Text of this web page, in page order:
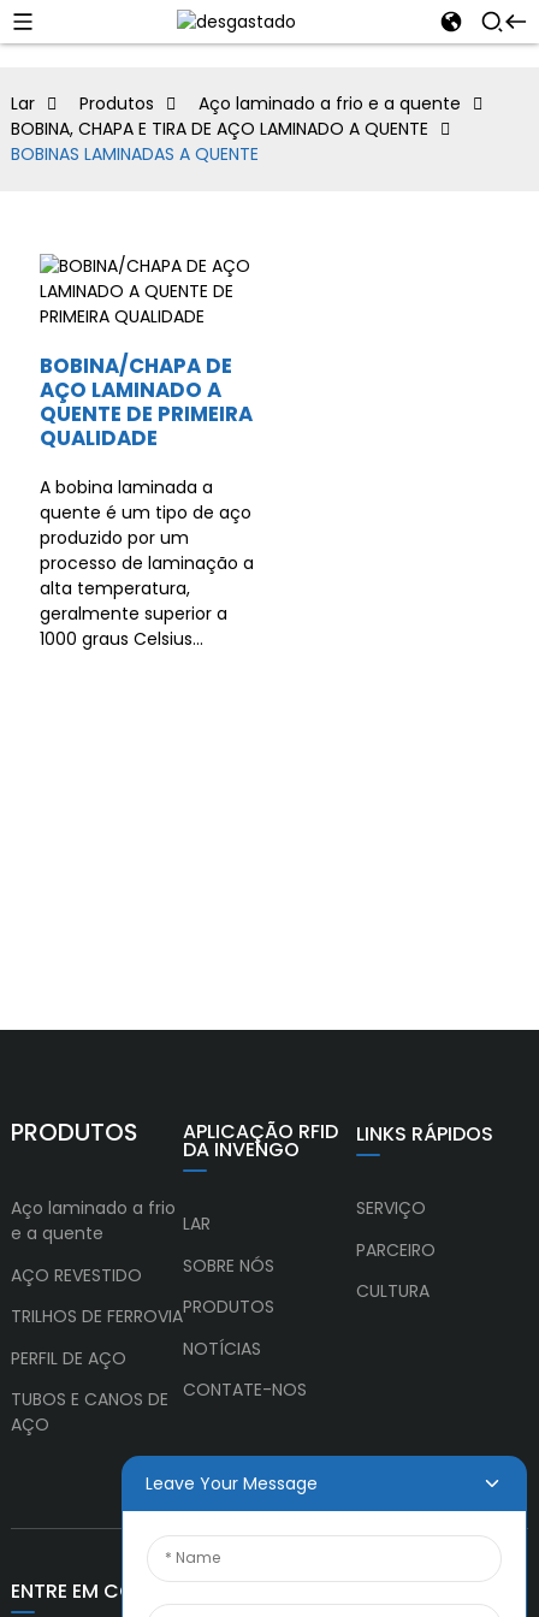
Lar Produtos
Aço laminado a frio e a quente
BOBINA, CHAPA E TIRA DE AÇO LAMINADO A QUENTE
BOBINAS LAMINADAS A QUENTE
BOBINA/CHAPA DE
AÇO LAMINADO A
QUENTE DE PRIMEIRA
QUALIDADE
A bobina laminada a
quente é um tipo de aço
produzido por um
processo de laminação a
alta temperatura,
geralmente superior a
1000 graus Celsius...
PRODUTOS
Aço laminado a frio
e a quente
AÇO REVESTIDO
TRILHOS DE FERROVIA
PERFIL DE AÇO
TUBOS E CANOS DE
AÇO
APLICAÇÃO RFID
DA INVENGO
LAR
SOBRE NÓS
PRODUTOS
NOTÍCIAS
CONTATE-NOS
LINKS RÁPIDOS
SERVIÇO
PARCEIRO
CULTURA
ENTRE EM CONTATO CONOSCO
Leave Your Message